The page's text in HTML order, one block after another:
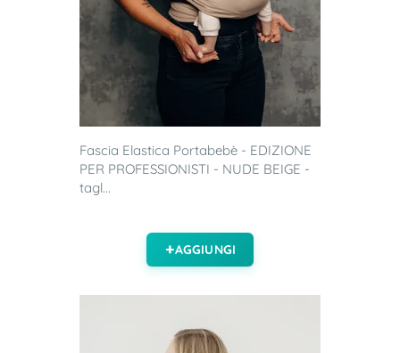
Fascia Elastica Portabebè - EDIZIONE
PER PROFESSIONISTI - NUDE BEIGE -
tagl...
AGGIUNGI